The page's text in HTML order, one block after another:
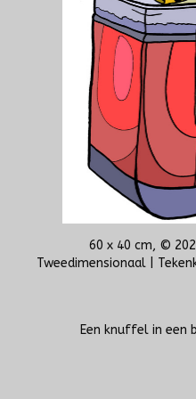
60 x 40 cm, ©
Tweedimensionaal |
Een knuffel in een